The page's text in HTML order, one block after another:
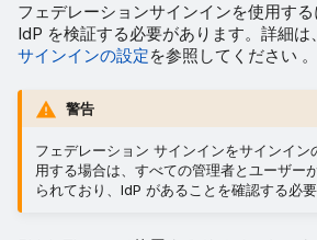
フェデレーションサインインを使用す
IdP を検証する必要があります。詳細は、
サインインの設定を参照してください 。
警告
フェデレーション サインインをサインイン
用する場合は、すべての管理者とユーザー
られており、IdP があることを確認する必要